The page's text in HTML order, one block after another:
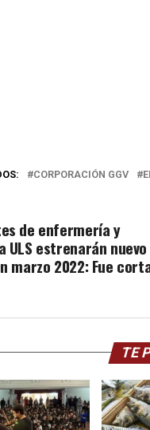
CORPORACIÓN GGV
de enfermería y
ULS estrenarán nuevo
marzo 2022: Fue
TE